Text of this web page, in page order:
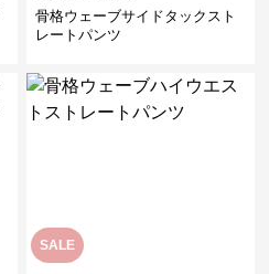
骨格ウェーブサイドタックスト
レートパンツ
SALE